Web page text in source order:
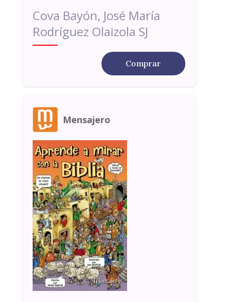
Cova Bayón, José María
Rodríguez Olaizola SJ
Comprar
Mensajero